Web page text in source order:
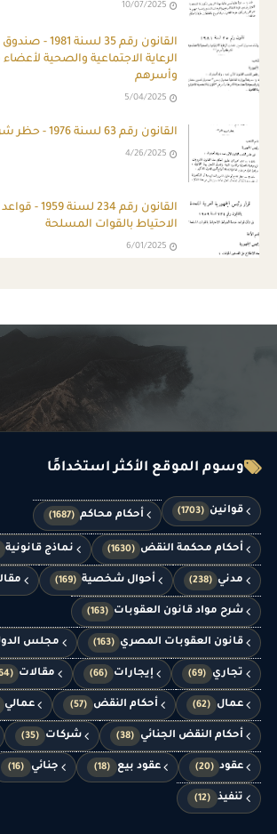
10/07/2025
القانون رقم 35
الرعاية الاجتماعية والصحية
وأسرهم
5/04/2025
القانون رقم 63 لسنة 1976 - حظر شرب الخمر
4/26/2025
القانون رقم
الاحتياط بالقوات المسلحة
6/01/2025
وسوم الموقع الأكثر استخدامًا
قوانين (1703) أحكام محاكم (1687)
أحكام محكمة النقض (1630) نماذج قانونية
مدني (238) أحوال شخصية (169)
شرح مواد قانون العقوبات (163)
قانون العقوبات المصري (163) مجلس
تجاري (69) إيجارات (66) مقالات (64)
عمال (62) أحكام النقض (57) عمالي
أحكام النقض الجنائي (38) شركات (35)
عقود (20) عقود بيع (18) جنائي (16)
تنفيذ (12)